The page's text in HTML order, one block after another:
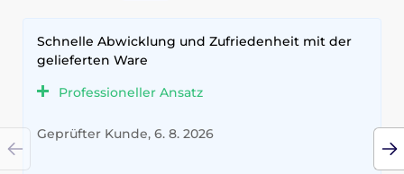
Schnelle Abwicklung und Zufriedenheit mit der
gelieferten Ware
Professioneller Ansatz
Geprüfter Kunde, 6. 8. 2026